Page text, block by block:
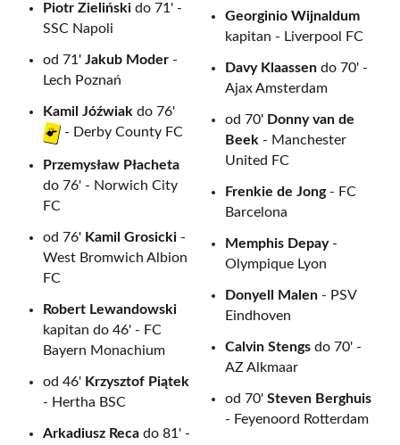
Piotr Zieliński do 71' -
SSC Napoli
od 71' Jakub Moder -
Lech Poznań
Kamil Jóźwiak do 76'
- Derby County FC
Przemysław Płacheta
do 76' - Norwich City
FC
od 76' Kamil Grosicki -
West Bromwich Albion
FC
Robert Lewandowski
kapitan do 46' - FC
Bayern Monachium
od 46' Krzysztof Piątek
- Hertha BSC
Arkadiusz Reca do 81' -
Georginio Wijnaldum
kapitan - Liverpool FC
Davy Klaassen do 70' -
Ajax Amsterdam
od 70' Donny van de
Beek - Manchester
United FC
Frenkie de Jong- FC
Barcelona
Memphis Depay-
Olympique Lyon
Donyell Malen - PSV
Eindhoven
Calvin Stengs do 70' -
AZ Alkmaar
od 70' Steven Berghuis
- Feyenoord Rotterdam